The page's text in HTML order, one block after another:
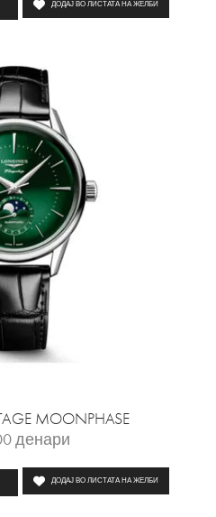
ДОДАЈ ВО ЛИСТАТА НА ЖЕЛБИ
MOONPHASE
денари
ДОДАЈ ВО ЛИСТАТА НА ЖЕЛБИ